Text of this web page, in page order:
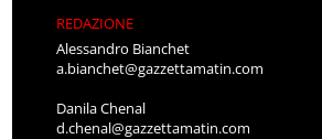
REDAZIONE
Alessandro Bianchet
a.bianchet@gazzettamatin.com
Danila Chenal
d.chenal@gazzettamatin.com